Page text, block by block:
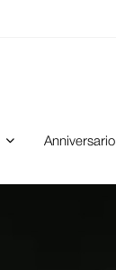
Anniversario